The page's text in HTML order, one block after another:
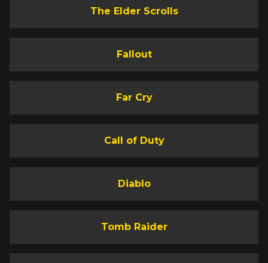
The Elder Scrolls
Fallout
Far Cry
Call of Duty
Diablo
Tomb Raider